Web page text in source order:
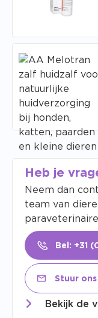
Heb je
Neem dan
team van
Bel: +31
Stuur ons
Bekijk de